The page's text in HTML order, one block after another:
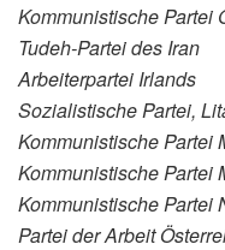
Kommunistische Partei
Tudeh-Partei des Iran
Arbeiterpartei Irlands
Sozialistische Partei,
Kommunistische Partei
Kommunistische Partei
Kommunistische Partei
Partei der Arbeit